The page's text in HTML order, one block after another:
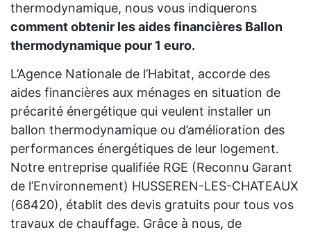
thermodynamique, nous vous indiquerons
comment obtenir les aides financières Ballon
thermodynamique pour 1 euro.
L’Agence Nationale de l’Habitat, accorde des
aides financières aux ménages en situation de
précarité énergétique qui veulent installer un
ballon thermodynamique ou d’amélioration des
performances énergétiques de leur logement.
Notre entreprise qualifiée RGE (Reconnu Garant
de l’Environnement) HUSSEREN-LES-CHATEAUX
(68420), établit des devis gratuits pour tous vos
travaux de chauffage. Grâce à nous, de